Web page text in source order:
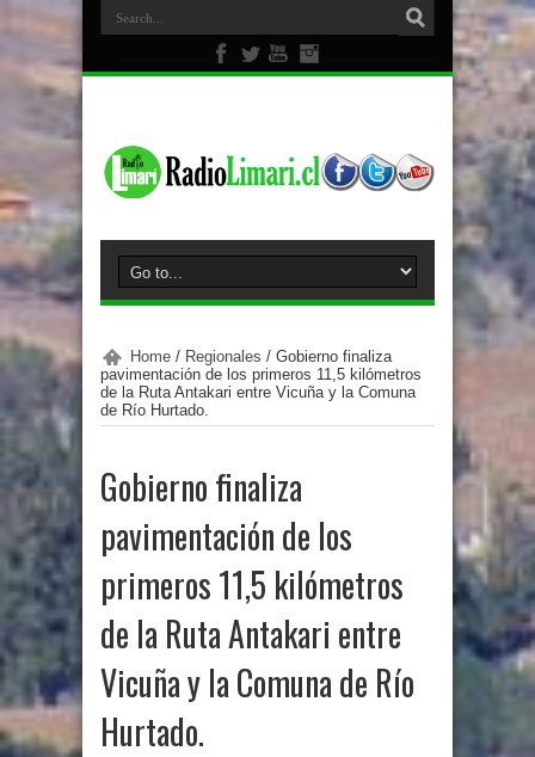
Home / Regionales / Gobierno finaliza
pavimentación de los primeros 11,5 kilómetros
de la Ruta Antakari entre Vicuña y la Comuna
de Río Hurtado.
Gobierno finaliza
pavimentación de los
primeros 11,5 kilómetros
de la Ruta Antakari entre
Vicuña y la Comuna de Río
Hurtado.